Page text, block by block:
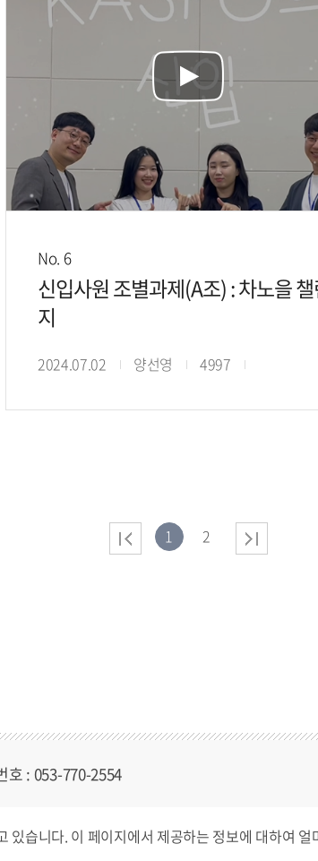
No. 6
신입사원 조별과제(A조) : 차노을
지
2024.07.02 양선영 4997
1 2
호 : 053-770-2554
있습니다. 이 페이지에서 제공하는 정보에 대하여 얼